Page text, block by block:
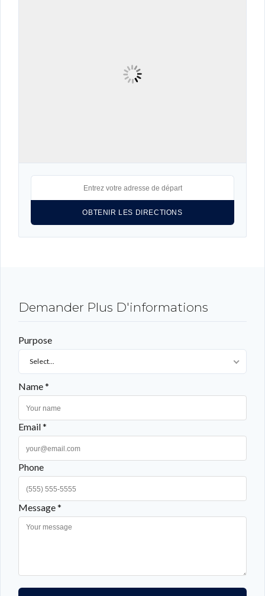
Demander Plus D'informations
Purpose
Select...
Name *
Email *
Phone
Message *
Mot de passe perdu ?